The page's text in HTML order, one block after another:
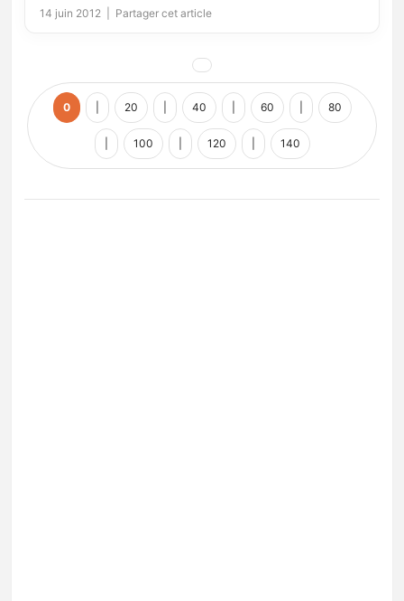
14 juin 2012 | Partager cet article
0 20 40 60 80
100 120 140